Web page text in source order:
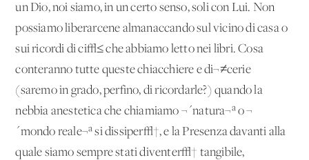
un Dio, noi siamo, in un certo senso, soli con Lui. Non
possiamo liberarcene almanaccando sul vicino di casa o
sui ricordi di ci√≤ che abbiamo letto nei libri. Cosa
conteranno tutte queste chiacchiere e di¬≠cerie
(saremo in grado, perfino, di ricordarle?) quando la
nebbia anestetica che chiamiamo ¬´natura¬ª o ¬
´mondo reale¬ª si dissiper√†, e la Presenza davanti alla
quale siamo sempre stati diventer√† tangibile,